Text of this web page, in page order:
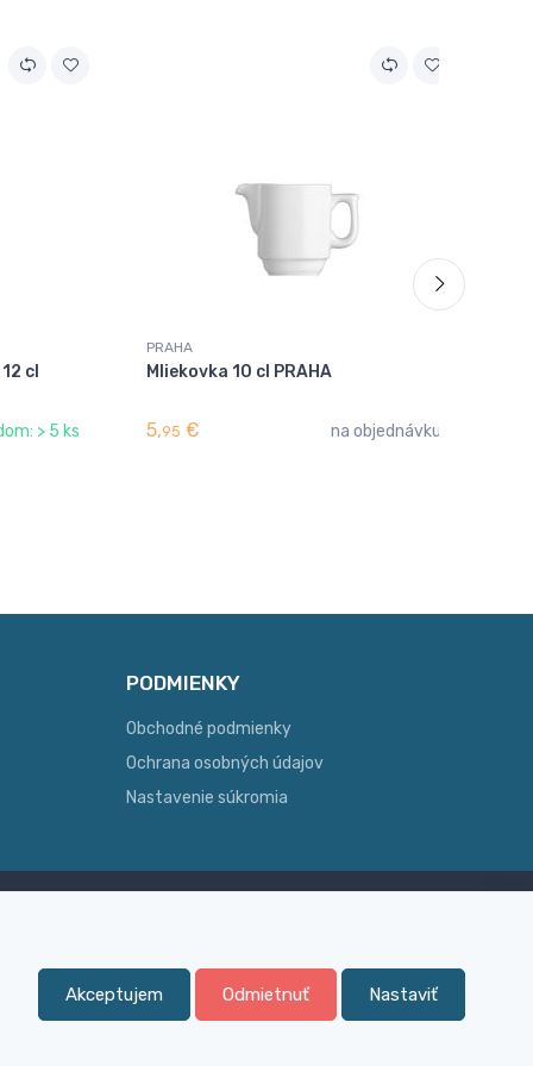
cl
> 5 ks
PRAHA
Mliekovka 10 cl PRAHA
5,95 € na objednávku
PODMIENKY
Obchodné podmienky
Ochrana osobných údajov
Nastavenie súkromia
Široký sortiment, z ktorého Vám
pomôžeme vybrať
Akceptujem Odmietnuť Nastaviť